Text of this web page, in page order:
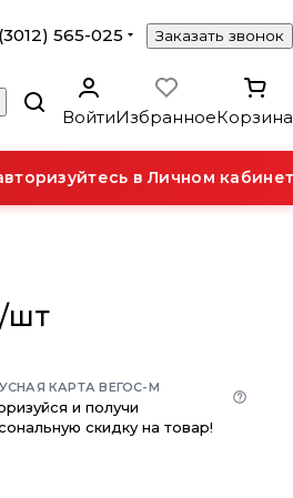
565-025 Заказать звонок
ВойтиИзбранноеКорзина
в Личном
шт
КАРТА ВЕГОС-М
и получи
скидку на товар!